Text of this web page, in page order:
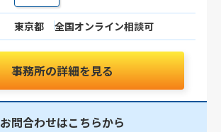
東京都 全国オンライン相談可
事務所の詳細を見る
お問合わせはこちらから